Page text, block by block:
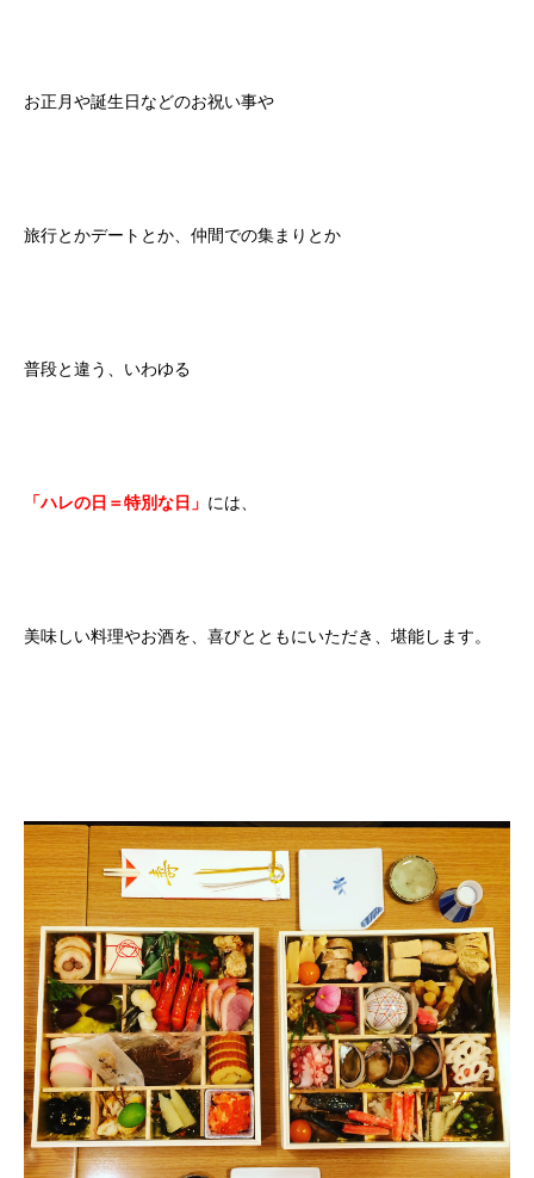
お正月や誕生日などのお祝い事や
旅行とかデートとか、仲間での集まりとか
普段と違う、いわゆる
「ハレの日＝特別な日」 には、
美味しい料理やお酒を、喜びとともにいただき、堪能します。